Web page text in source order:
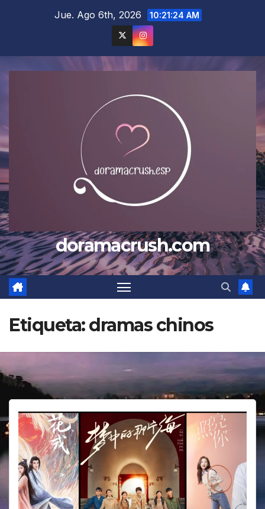
Jue. Ago 6th, 2026 10:21:25 AM
doramacrush.com
Etiqueta:dramas chinos